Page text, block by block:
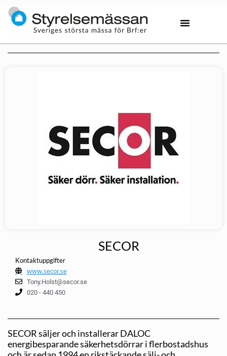
SECOR
Kontaktuppgifter
www.secor.se
Tony.Holst@secor.se
020 - 440 450
SECOR säljer och installerar DALOC
energibesparande säkerhetsdörrar i flerbostadshus